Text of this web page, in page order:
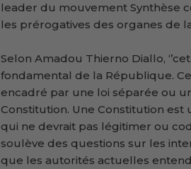
leader du mouvement Synthèse
les prérogatives des organes de
Selon Amadou Thierno Diallo,
fondamental de la République.
encadré par une loi séparée ou
Constitution. Une Constitution
qui ne devrait pas légitimer ou
soulève des questions sur les
que les autorités actuelles